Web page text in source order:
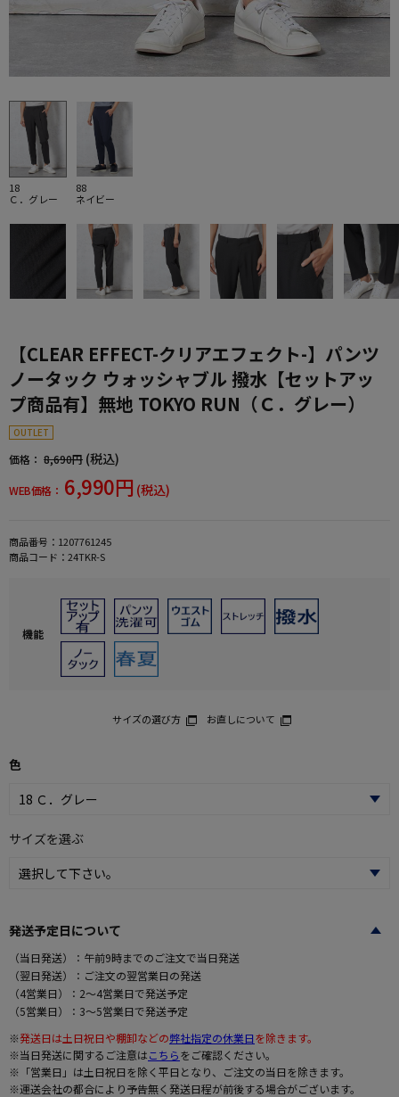
18
Ｃ．グレー
88
ネイビー
【CLEAR EFFECT-クリアエフェクト-】パンツ
ノータック ウォッシャブル 撥水【セットアッ
プ商品有】無地 TOKYO RUN（Ｃ．グレー）
OUTLET
価格： 8,690円 (税込)
WEB価格： 6,990円 (税込)
商品番号： 1207761245
商品コード： 24TKR-S
機能
サイズの選び方 お直しについて
色
サイズを選ぶ
発送予定日について
（当日発送）：午前9時までのご注文で当日発送
（翌日発送）：ご注文の翌営業日の発送
（4営業日）：2～4営業日で発送予定
（5営業日）：3～5営業日で発送予定
※発送日は土日祝日や棚卸などの弊社指定の休業日を除きます。
※当日発送に関するご注意はこちらをご確認ください。
※「営業日」は土日祝日を除く平日となり、ご注文の当日を除きます。
※運送会社の都合により予告無く発送日程が前後する場合がございます。